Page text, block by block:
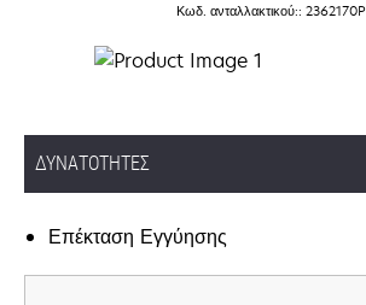
Κωδ. ανταλλακτικού:: 2362170P
ΔΥΝΑΤΌΤΗΤΕΣ
Επέκταση Εγγύησης